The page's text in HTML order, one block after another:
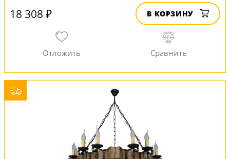
18 308 ₽ В КОРЗИНУ